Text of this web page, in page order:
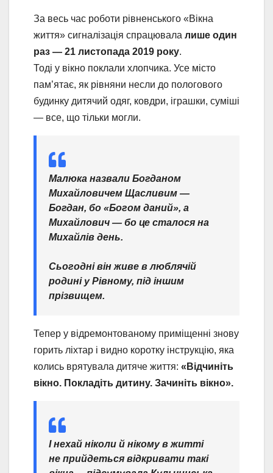
За весь час роботи рівненського «Вікна
життя» сигналізація спрацювала лише один
раз — 21 листопада 2019 року.
Тоді у вікно поклали хлопчика. Усе місто
пам’ятає, як рівняни несли до пологового
будинку дитячий одяг, ковдри, іграшки, суміші
— все, що тільки могли.
Малюка назвали Богданом
Михайловичем Щасливим —
Богдан, бо «Богом даний», а
Михайлович — бо це сталося на
Михайлів день.
Сьогодні він живе в люблячій
родині у Рівному, під іншим
прізвищем.
Тепер у відремонтованому приміщенні знову
горить ліхтар і видно коротку інструкцію, яка
колись врятувала дитяче життя: «Відчиніть
вікно. Покладіть дитину. Зачиніть вікно».
І нехай ніколи й нікому в житті
не прийдеться відкривати такі